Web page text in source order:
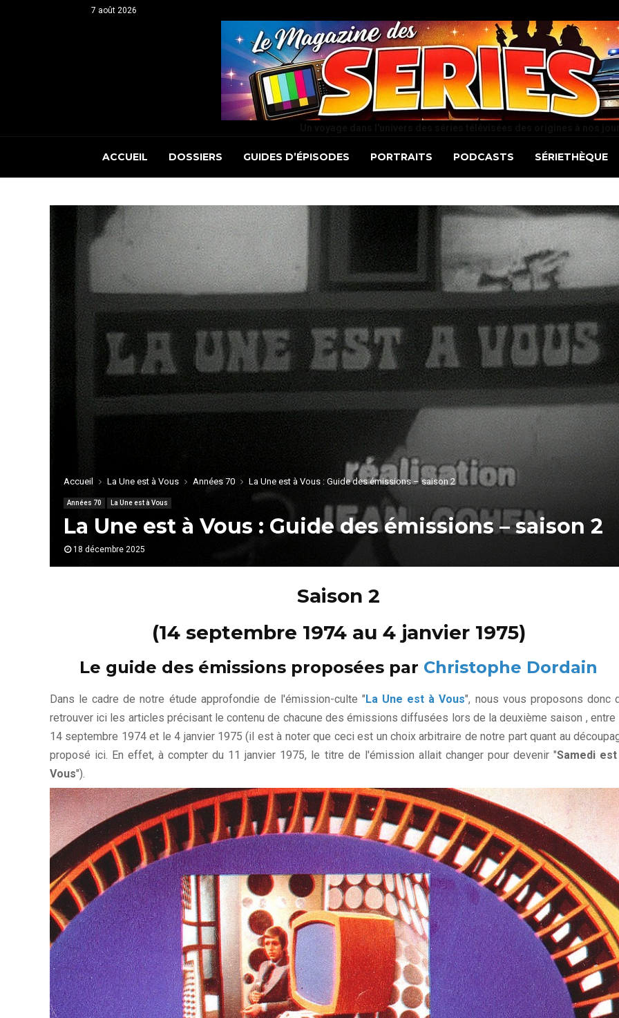
7 août 2026
ACCUEIL DOSSIERS GUIDES D’ÉPISODES PORTRAITS PODCASTS SÉRIETHÈQUE
Accueil La Une est à Vous Années 70 La Une est à Vous : Guide des émissions – saison 2
Années 70 La Une est à Vous
La Une est à Vous : Guide des émissions – saison 2
18 décembre 2025
Saison 2
(14 septembre 1974 au 4 janvier 1975)
Le guide des émissions proposées par Christophe Dordain
Dans le cadre de notre étude approfondie de l'émission-culte " La Une est à Vous", nous vous proposons donc
retrouver ici les articles précisant le contenu de chacune des émissions diffusées lors de la deuxième saison , entre
14 septembre 1974 et le 4 janvier 1975 (il est à noter que ceci est un choix arbitraire de notre part quant au
proposé ici. En effet, à compter du 11 janvier 1975, le titre de l'émission allait changer pour devenir "Samedi
Vous").